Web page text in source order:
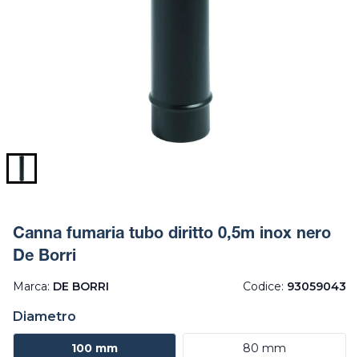
Canna fumaria tubo diritto 0,5m inox nero
De Borri
Marca: DE BORRI Codice: 93059043
Diametro
100 mm 80 mm